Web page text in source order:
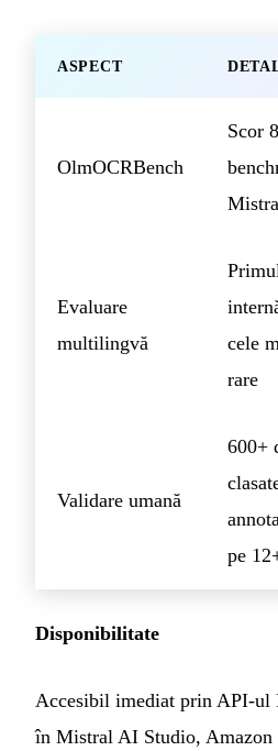
ASPECT
OlmOCRBench
Scor
Evaluare
multilingvă
cele
rare
Validare umană
600+
pe
Disponibilitate
Accesibil imediat prin API-
în Mistral AI Studio, Amazon